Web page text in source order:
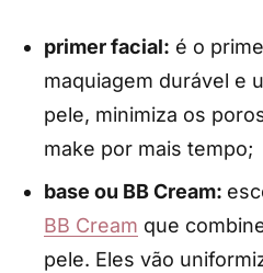
primer facial: é o
maquiagem durável e
pele, minimiza os
make por mais tempo;
base ou BB Cream:
BB Cream que
pele. Eles vão